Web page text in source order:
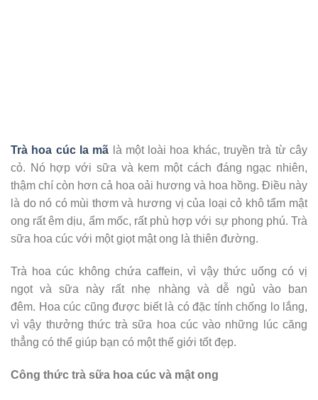
Trà hoa cúc la mã là một loài hoa khác, truyền trà từ cây
cỏ. Nó hợp với sữa và kem một cách đáng ngạc nhiên,
thậm chí còn hơn cả hoa oải hương và hoa hồng. Điều này
là do nó có mùi thơm và hương vị của loại cỏ khô tẩm mật
ong rất êm dịu, ẩm mốc, rất phù hợp với sự phong phú. Trà
sữa hoa cúc với một giọt mật ong là thiên đường.
Trà hoa cúc không chứa caffein, vì vậy thức uống có vị
ngọt và sữa này rất nhẹ nhàng và dễ ngủ vào ban
đêm. Hoa cúc cũng được biết là có đặc tính chống lo lắng,
vì vậy thưởng thức trà sữa hoa cúc vào những lúc căng
thẳng có thể giúp bạn có một thế giới tốt đẹp.
Công thức trà sữa hoa cúc và mật ong